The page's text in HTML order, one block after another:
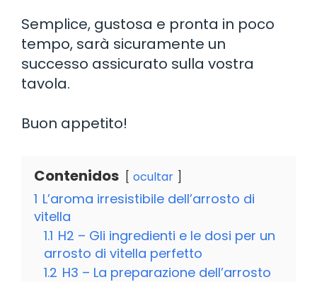
Semplice, gustosa e pronta in poco
tempo, sarà sicuramente un
successo assicurato sulla vostra
tavola.
Buon appetito!
Contenidos ocultar
1 L’aroma irresistibile dell’arrosto di
vitella
1.1 H2 – Gli ingredienti e le dosi per un
arrosto di vitella perfetto
1.2 H3 – La preparazione dell’arrosto